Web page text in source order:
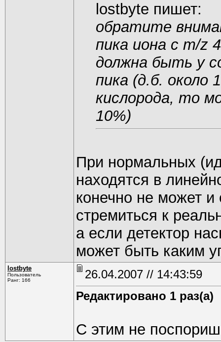
lostbyte пишет:
обратите
пика иона с m/z
должна быть у
пика (д.б. около
кислорода, то
10%)
При нормальных
находятся в
конечно не может и
стремиться к
а если детектор
может быть каким
lostbyte
Пользователь
Ранг: 166
26.04.2007 // 14:43:59
Редактировано 1 раз(а)
С этим не